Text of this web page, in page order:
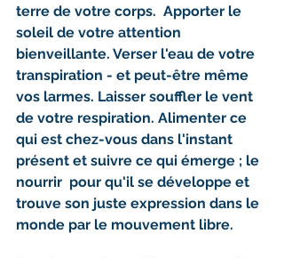
terre de votre corps.  Apporter le
soleil de votre attention
bienveillante. Verser l'eau de votre
transpiration - et peut-être même
vos larmes. Laisser souffler le vent
de votre respiration. Alimenter ce
qui est chez-vous dans l'instant
présent et suivre ce qui émerge ; le
nourrir  pour qu'il se développe et
trouve son juste expression dans le
monde par le mouvement libre.